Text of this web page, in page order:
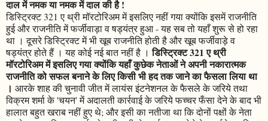
दाल में नमक या नमक में दाल की है !
डिस्ट्रिक्ट 321 ए थ्री मॉरटोरिअम में इसलिए नहीं गया क्योंकि इसमें राजनीति
हुई और राजनीति में फर्जीवाड़ा व षड्यंत्र हुआ - यह सब तो यहाँ शुरू से हो रहा
था । दूसरे डिस्ट्रिक्ट में भी खूब राजनीति होती है और खूब फर्जीवाड़े व
षड्यंत्र होते हैं । यह कोई नई बात नहीं है ।डिस्ट्रिक्ट 321 ए थ्री
मॉरटोरिअम में इसलिए गया क्योंकि यहाँ कुछेक नेताओं ने अपनी नकारात्मक
राजनीति को सफल बनाने के लिए किसी भी हद तक जाने का फैसला लिया था
। आरके शाह की चुनावी जीत में लायंस इंटनेशनल के फैसले के जरिये तथा
विक्रम शर्मा के 'चयन' में अदालती कार्रवाई के जरिये फच्चर फँसा देने के बाद भी
हालात बहुत खराब नहीं हुए थे; और इसी का नतीजा था कि दोनों पक्षों के नेता